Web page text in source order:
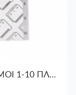
METRON ΔΙΑΧΩΡΙΣΤΙΚΑ ΑΡΙΘΜΟΙ 1-10 ΠΛΑΣΤ. Α4 04685